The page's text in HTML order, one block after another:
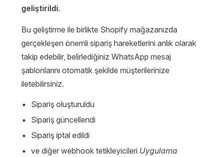
geliştirildi.
Bu geliştirme ile birlikte Shopify mağazanızda
gerçekleşen önemli sipariş hareketlerini anlık olarak
takip edebilir, belirlediğiniz WhatsApp mesaj
şablonlarını otomatik şekilde müşterilerinize
iletebilirsiniz.
Sipariş oluşturuldu
Sipariş güncellendi
Sipariş iptal edildi
ve diğer webhook tetikleyicileri Uygulama